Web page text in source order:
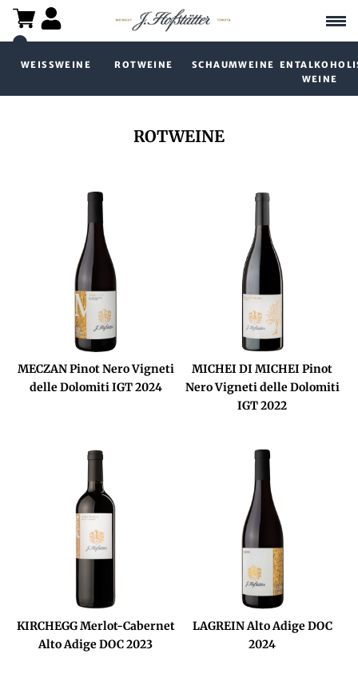
WEISSWEINE ROTWEINE SCHAUMWEINE
WEINE
ROTWEINE
MECZAN Pinot Nero Vigneti
delle Dolomiti IGT 2024
MICHEI DI MICHEI Pinot
Nero Vigneti delle Dolomiti
IGT 2022
KIRCHEGG Merlot-Cabernet
Alto Adige DOC 2023
LAGREIN Alto Adige DOC
2024